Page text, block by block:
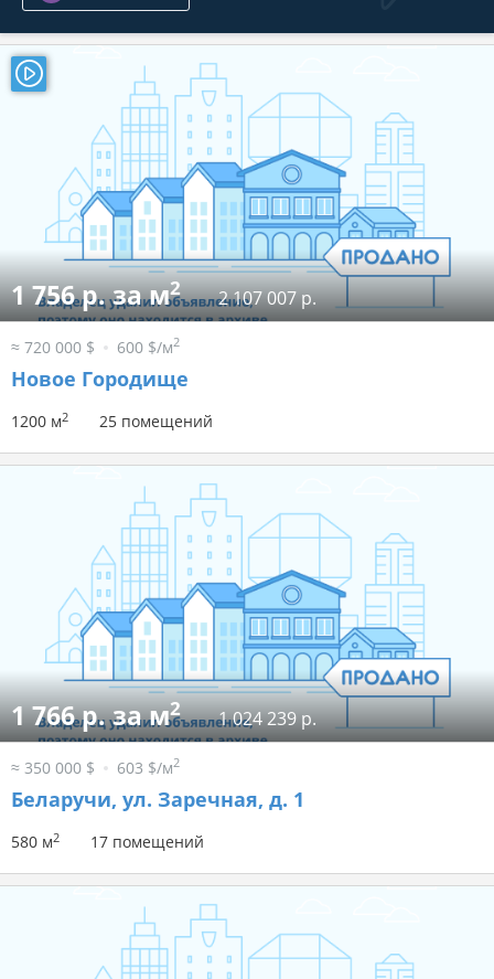
1 756 р. за м2 2 107 007 р.
≈ 720 000 $ 600 $/м2
Новое Городище
1200 м2 25 помещений
1 766 р. за м2 1 024 239 р.
≈ 350 000 $ 603 $/м2
Беларучи, ул. Заречная, д. 1
580 м2 17 помещений